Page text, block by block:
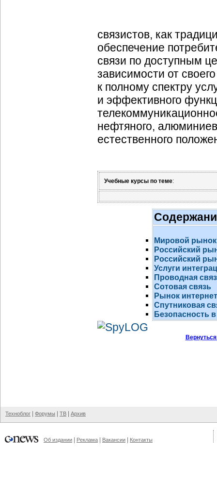
связистов, как
обеспечение
связи по доступным
зависимости от
к полному спектру
и эффективного
нефтяного,
естественного
Учебные курсы по теме:
Мировой рынок
Российский
Российский
Услуги
Проводная
Сотовая связь
Рынок
Спутниковая
Безопасность
Техноблог Форумы ТВ Архив
Об издании Реклама Вакансии Контакты